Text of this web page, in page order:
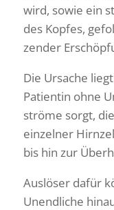
wird, sowie ein
des Kopfes,
zender
Die Ursache
Pati­entin ohne
ströme sorgt,
einzelner
bis hin zur
Auslöser dafür
Unend­liche